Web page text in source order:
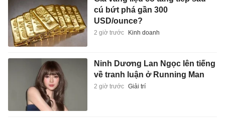
cú bứt phá gần 300
USD/ounce?
2 giờ trước Kinh doanh
Ninh Dương Lan Ngọc lên tiếng
về tranh luận ở Running Man
2 giờ trước Giải trí